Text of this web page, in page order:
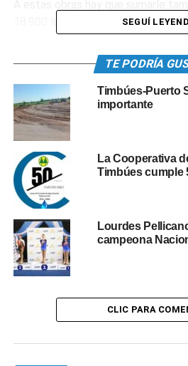
Desde que llegó esta gestión en
pavimentar mas de 200 cuadras y
avances día a día.
SEGUÍ
TE PODRÍA
Timbúes-Puerto
importante
La Cooperativa
Timbúes cumple
Lourdes
campeona
CLIC PARA